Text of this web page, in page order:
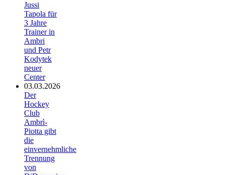
Jussi
Tapola für
3 Jahre
Trainer in
Ambri
und Petr
Kodytek
neuer
Center
03.03.2026
Der
Hockey
Club
Ambrì-
Piotta gibt
die
einvernehmliche
Trennung
von